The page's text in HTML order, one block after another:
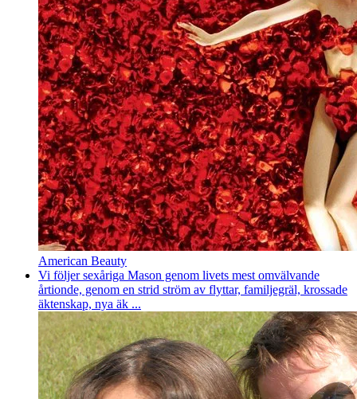
American Beauty
Vi följer sexåriga Mason genom livets mest omvälvande
årtionde, genom en strid ström av flyttar, familjegräl, krossade
äktenskap, nya äk ...